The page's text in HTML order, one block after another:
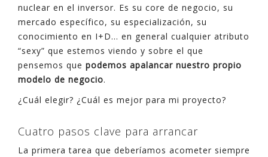
nuclear en el inversor. Es su core de negocio, su
mercado específico, su especialización, su
conocimiento en I+D… en general cualquier atributo
“sexy” que estemos viendo y sobre el que
pensemos que podemos apalancar nuestro propio
modelo de negocio.
¿Cuál elegir? ¿Cuál es mejor para mi proyecto?
Cuatro pasos clave para arrancar
La primera tarea que deberíamos acometer siempre